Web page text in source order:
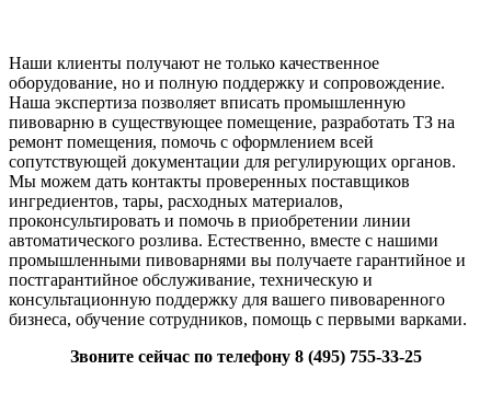
Наши клиенты получают не только качественное
оборудование, но и полную поддержку и сопровождение.
Наша экспертиза позволяет вписать промышленную
пивоварню в существующее помещение, разработать ТЗ на
ремонт помещения, помочь с оформлением всей
сопутствующей документации для регулирующих органов.
Мы можем дать контакты проверенных поставщиков
ингредиентов, тары, расходных материалов,
проконсультировать и помочь в приобретении линии
автоматического розлива. Естественно, вместе с нашими
промышленными пивоварнями вы получаете гарантийное и
постгарантийное обслуживание, техническую и
консультационную поддержку для вашего пивоваренного
бизнеса, обучение сотрудников, помощь с первыми варками.
Звоните сейчас по телефону 8 (495) 755-33-25